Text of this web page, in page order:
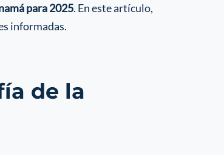
para 2025. En este artículo,
informadas.
de la